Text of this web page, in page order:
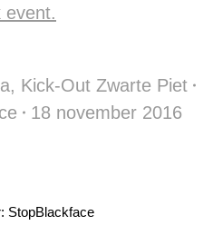
event.
, Kick-Out Zwarte Piet
18 november 2016
StopBlackface